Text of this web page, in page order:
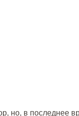
но, в последнее